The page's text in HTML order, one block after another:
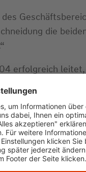
die
erfolgreich
der
Kunden.
unsere